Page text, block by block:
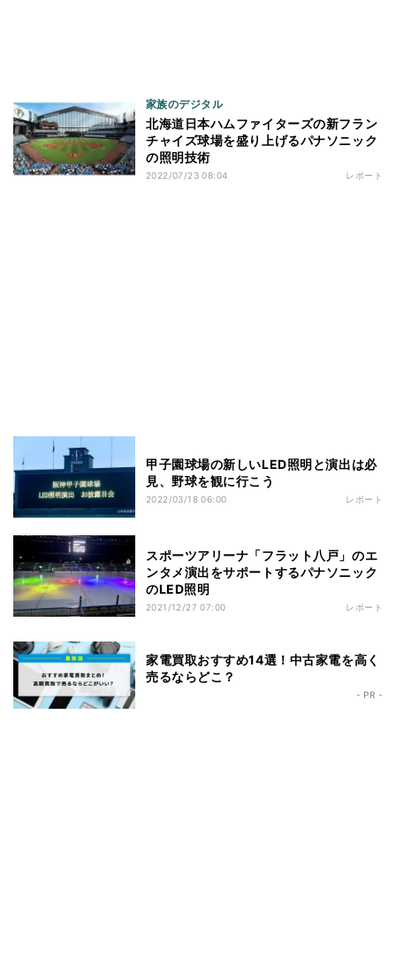
家族のデジタル
北海道日本ハムファイターズの新フラン
チャイズ球場を盛り上げるパナソニック
の照明技術
2022/07/23 08:04 レポート
甲子園球場の新しいLED照明と演出は必
見、野球を観に行こう
2022/03/18 06:00 レポート
スポーツアリーナ「フラット八戸」のエ
ンタメ演出をサポートするパナソニック
のLED照明
2021/12/27 07:00 レポート
家電買取おすすめ14選！中古家電を高く
売るならどこ？
- PR -